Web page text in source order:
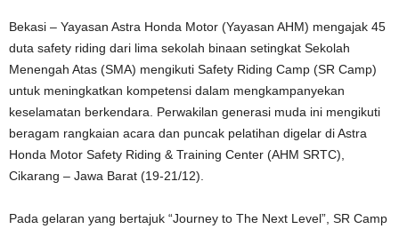
Bekasi – Yayasan Astra Honda Motor (Yayasan AHM) mengajak 45
duta safety riding dari lima sekolah binaan setingkat Sekolah
Menengah Atas (SMA) mengikuti Safety Riding Camp (SR Camp)
untuk meningkatkan kompetensi dalam mengkampanyekan
keselamatan berkendara. Perwakilan generasi muda ini mengikuti
beragam rangkaian acara dan puncak pelatihan digelar di Astra
Honda Motor Safety Riding & Training Center (AHM SRTC),
Cikarang – Jawa Barat (19-21/12).
Pada gelaran yang bertajuk “Journey to The Next Level”, SR Camp